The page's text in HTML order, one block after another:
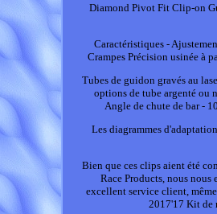
Diamond Pivot Fit Clip-on
Caractéristiques -
Crampes Précision usinée à
Tubes de guidon gravés au
options de tube argenté ou
Angle de chute de bar -
Les diagrammes
Bien que ces clips aient été
Race Products, nous
excellent service client,
2017'17 Kit de